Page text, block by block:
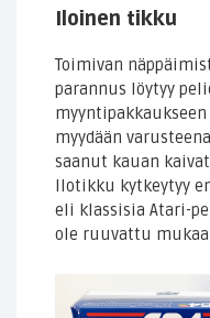
Iloinen tikku
Toimivan
parannus löytyy
myydään
saanut kauan
Ilotikku kytkeytyy
eli klassisia Atari-
ole ruuvattu